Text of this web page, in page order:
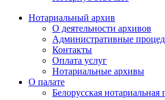
Нотариальный архив
О деятельности архивов
Административные
Контакты
Оплата услуг
Нотариальные архивы
О палате
Белорусская нотариальная